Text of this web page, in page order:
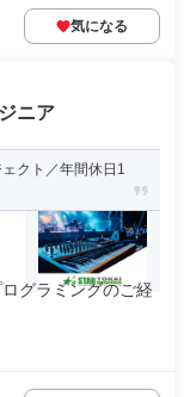
気になる
ニア
クト／年間休日1
グラミングのご経